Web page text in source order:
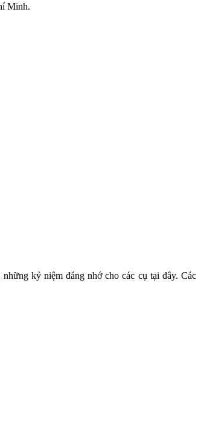
Minh.
kỷ niệm đáng nhớ cho các cụ tại đây. Các